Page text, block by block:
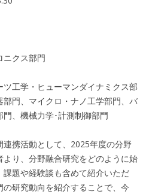
ニクス部門
工学・ヒューマンダイナミクス部
部門、マイクロ・ナノ工学部門、バ
、機械力学･計測制御部門
携活動として、2025年度の分野
り、分野融合研究をどのように始
題や経験談も含めて紹介いただ
の研究動向を紹介することで、今